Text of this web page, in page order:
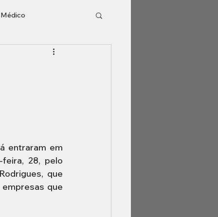
Inventário
entraram em
28, pelo
que
que